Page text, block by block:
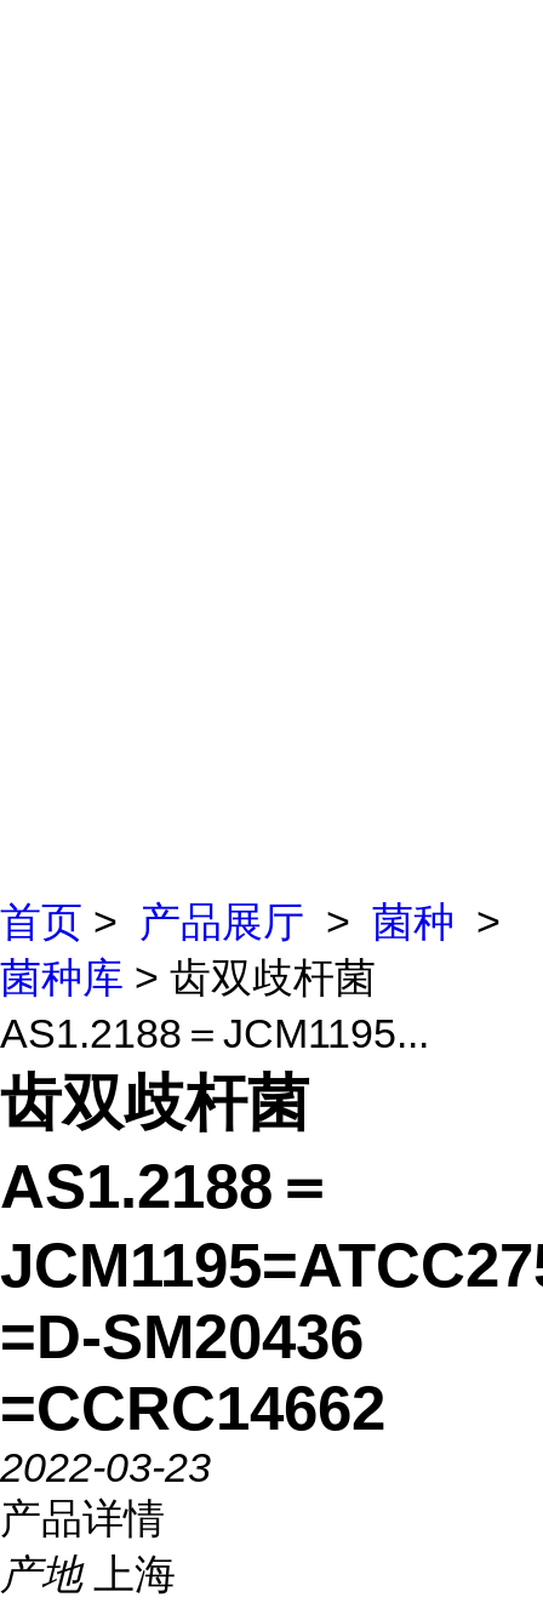
首页 > 产品展厅 > 菌种 >
菌种库 > 齿双歧杆菌
AS1.2188＝JCM1195...
齿双歧杆菌
AS1.2188＝
=D-SM20436
=CCRC14662
2022-03-23
产品详情
产地
上海